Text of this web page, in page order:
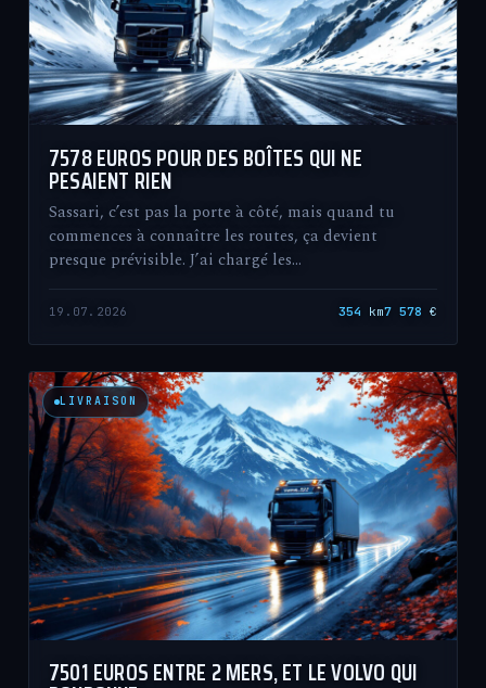
7578 EUROS POUR DES BOÎTES QUI NE
PESAIENT RIEN
Sassari, c’est pas la porte à côté, mais quand tu
commences à connaître les routes, ça devient
presque prévisible. J’ai chargé les…
19.07.2026 354 km7 578 €
LIVRAISON
7501 EUROS ENTRE 2 MERS, ET LE VOLVO QUI